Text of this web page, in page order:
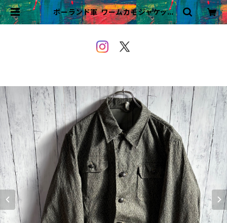
ポーランド軍 ワームカモジャケット
ミリタリージャケット ユーロミリタリ